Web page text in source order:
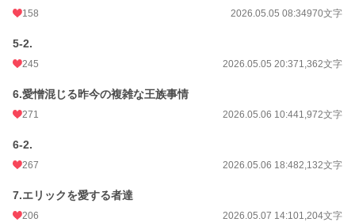
158 2026.05.05 08:34970文字
5-2.
245 2026.05.05 20:371,362文字
6.愛憎混じる昨今の複雑な王族事情
271 2026.05.06 10:441,972文字
6-2.
267 2026.05.06 18:482,132文字
7.エリックを愛する者達
206 2026.05.07 14:101,204文字